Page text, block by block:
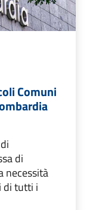
Comuni
di
necessità
di tutti i